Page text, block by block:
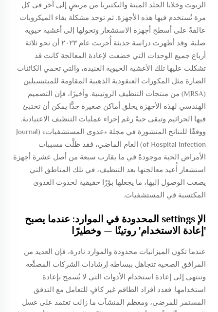
الزيوت وخلايا الجلد الميتة والبكتيريا من مريضٍ إلى آخر في كل
مرة تُستخدم فيها هذه الأجهزة. ثم توجد مشكلة بقاء الميكروبات
عالقةً على أسطح أجهزة الاستشعار وتحولها إلى أغشية حيوية
صلبة. وقد أظهرت دراسة حديثة أُجريت عام ٢٠٢٣ أن نحو ثلاثة
أرباع جميع الوحدات التي خضعت لإعادة المعالجة كانت قد
تشكلت عليها تلك الأغشية الحيوية العنيدة، والتي تحمي الكائنات
الضارة مثل المكورات العنقودية الذهبية المقاومة للميثيسيلين
(MRSA) من منتجات التنظيف الروتينية. وأخيرًا، فإن التصميم
الهندسي لهذه الأجهزة يخلق أماكن صغيرة جدًّا يمكن أن تختبئ
فيها الجراثيم وتبقى حيةً رغم إجراء عمليات التنظيف الاعتيادية.
ووفقًا للنتائج المنشورة في مجلة «عدوى المستشفيات» (Journal
of Hospital Infection) العام الماضي، فقد ظلَّت مسببات
الأمراض الحية موجودةً في ما يقارب سبعة من أصل عشرة أجهزة
استشعار أُعيد معالجتها بعد التنظيف، في تلك المناطق التي
يصعب الوصول إليها، ما يجعلها بؤرًا حقيقية لحدوث العدوى
المكتسبة في المستشفيات.
الإ settings المحدودة في الموارد: عندما يصبح
'إعادة الاستخدام' روتينًا — وخطيرًا
عندما تكون الميزانيات محدودة والموارد نادرة، فإن العديد من
المرافق الصحية تتجاهل ببساطة إرشادات الشركات المصنِّعة
وتنتهي إلى إعادة استخدام الأدوات التي لا يُسمح بإعادة
استخدامها. فعدد أفراد الطاقم غير كافٍ للتعامل مع التدفق
المستمر للمرضى، ومعظم المنشآت ما زالت تعتمد على غسل